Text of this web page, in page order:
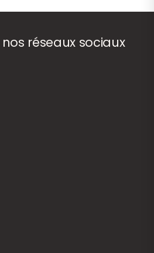
réseaux sociaux